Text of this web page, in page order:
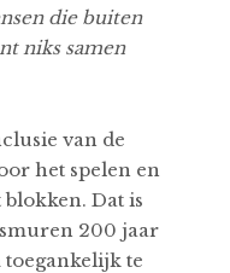
die buiten
niks samen
van de
het spelen en
Dat is
200 jaar
te